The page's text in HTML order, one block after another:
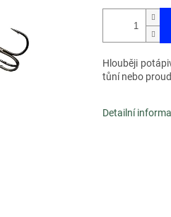
Hlouběji
tůní nebo
Detailní